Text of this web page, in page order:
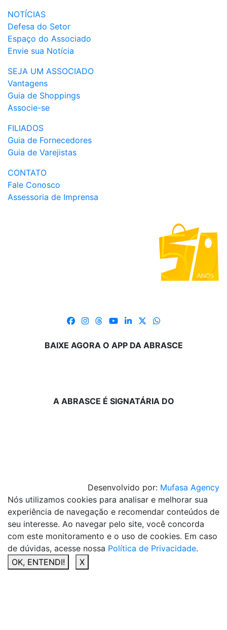
NOTÍCIAS
Defesa do Setor
Espaço do Associado
Envie sua Notícia
SEJA UM ASSOCIADO
Vantagens
Guia de Shoppings
Associe-se
FILIADOS
Guia de Fornecedores
Guia de Varejistas
CONTATO
Fale Conosco
Assessoria de Imprensa
BAIXE AGORA O APP DA ABRASCE
A ABRASCE É SIGNATÁRIA DO
Desenvolvido por: Mufasa Agency
Nós utilizamos cookies para analisar e melhorar sua
experiência de navegação e recomendar conteúdos de
seu interesse. Ao navegar pelo site, você concorda
com este monitoramento e o uso de cookies. Em caso
de dúvidas, acesse nossa Política de Privacidade.
OK, ENTENDI!
X